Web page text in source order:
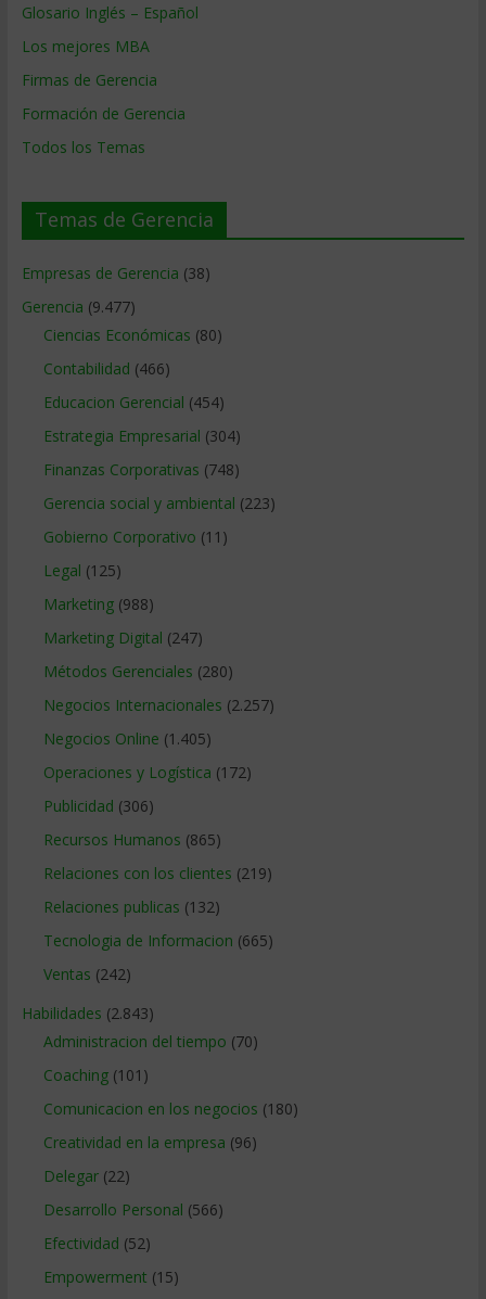
Glosario Inglés – Español
Los mejores MBA
Firmas de Gerencia
Formación de Gerencia
Todos los Temas
Temas de Gerencia
Empresas de Gerencia (38)
Gerencia (9.477)
Ciencias Económicas (80)
Contabilidad (466)
Educacion Gerencial (454)
Estrategia Empresarial (304)
Finanzas Corporativas (748)
Gerencia social y ambiental (223)
Gobierno Corporativo (11)
Legal (125)
Marketing(988)
Marketing Digital (247)
Métodos Gerenciales (280)
Negocios Internacionales (2.257)
Negocios Online (1.405)
Operaciones y Logística (172)
Publicidad (306)
Recursos Humanos (865)
Relaciones con los clientes (219)
Relaciones publicas (132)
Tecnologia de Informacion (665)
Ventas (242)
Habilidades (2.843)
Administracion del tiempo (70)
Coaching(101)
Comunicacion en los negocios (180)
Creatividad en la empresa (96)
Delegar(22)
Desarrollo Personal (566)
Efectividad (52)
Empowerment (15)